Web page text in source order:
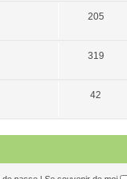
205
319
42